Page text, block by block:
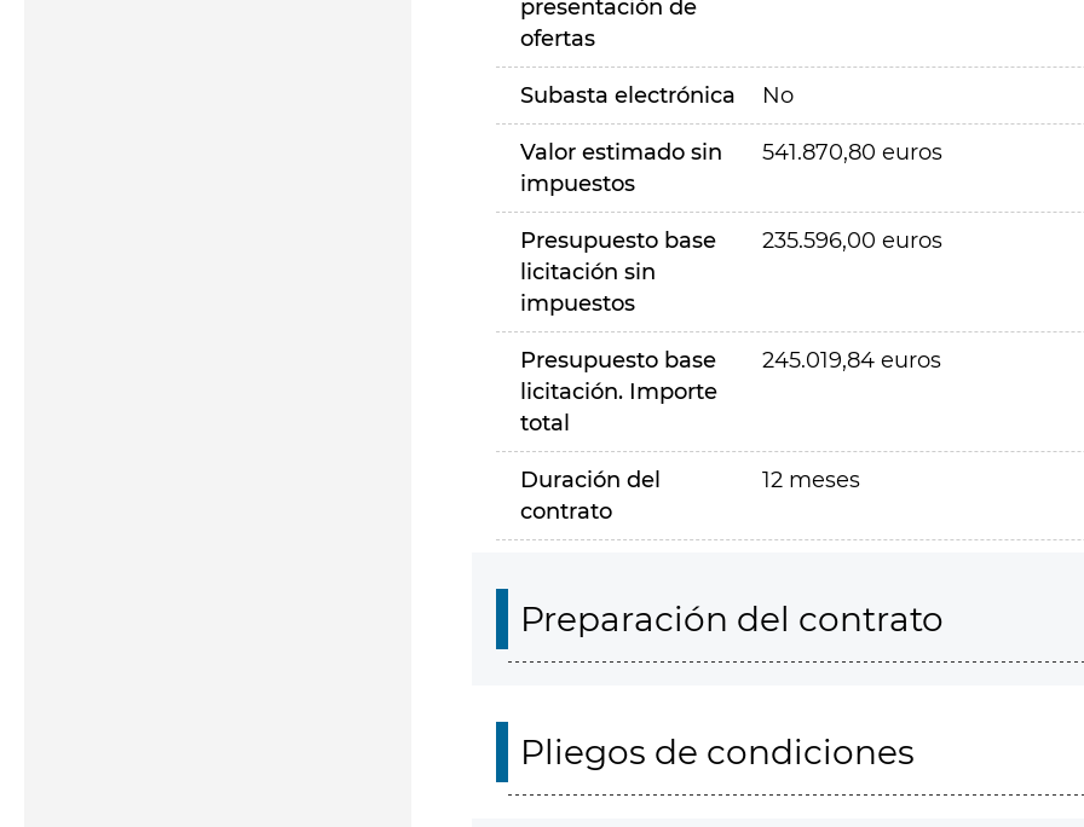
presentación de
ofertas
Subasta electrónica No
Valor estimado sin
impuestos
541.870,80 euros
Presupuesto base
licitación sin
impuestos
235.596,00 euros
Presupuesto base
licitación. Importe
total
245.019,84 euros
Duración del
contrato
12 meses
Preparación del contrato
Pliegos de condiciones